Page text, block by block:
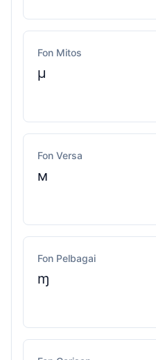
Fon Mitos
μ
Fon Versa
м
Fon Pelbagai
ɱ